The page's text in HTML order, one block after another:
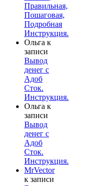
Правильная,
Пошаговая,
Подробная
Инструкция.
Ольга к
записи
Вывод
денег с
Адоб
Сток.
Инструкция.
Ольга к
записи
Вывод
денег с
Адоб
Сток.
Инструкция.
MrVector
к записи